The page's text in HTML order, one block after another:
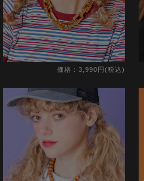
価格：3,990円(税込)